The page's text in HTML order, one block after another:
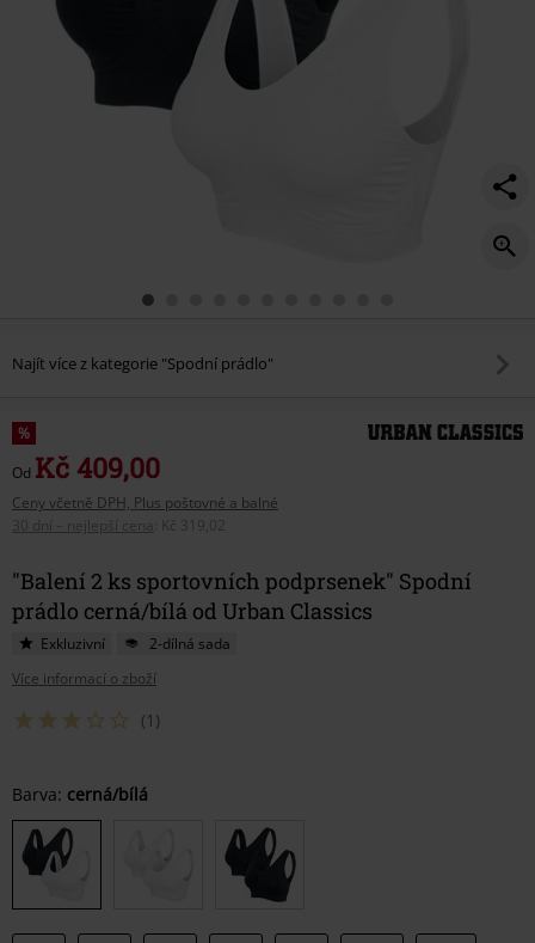
Najít více z kategorie "Spodní prádlo"
%
Od Kč 409,00
Ceny včetně DPH, Plus poštovné a balné
30 dní – nejlepší cena
Kč 319,02
"Balení 2 ks sportovních podprsenek" Spodní
prádlo cerná/bílá od Urban Classics
Exkluzivní
2-dílná sada
Více informací o zboží
(1)
Vyberte
si
velikost
Barva: cerná/bílá